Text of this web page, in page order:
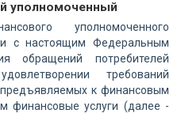
уполномоченный
уполномоченного
с настоящим Федеральным
обращений потребителей
требований
к финансовым
финансовые услуги (далее -